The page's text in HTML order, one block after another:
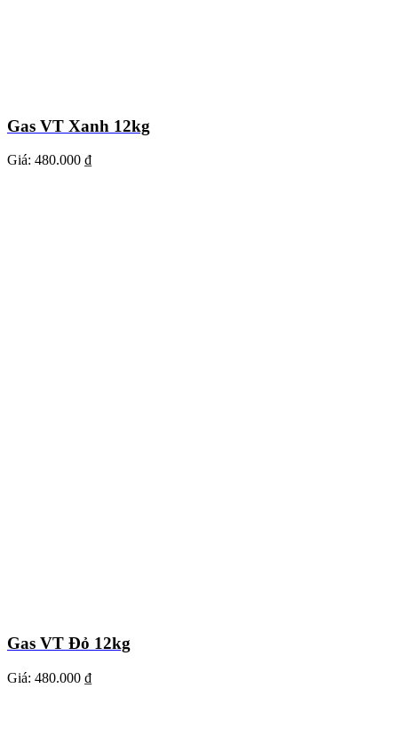
Gas VT Xanh 12kg
Giá: 480.000 ₫
Gas VT Đỏ 12kg
Giá: 480.000 ₫